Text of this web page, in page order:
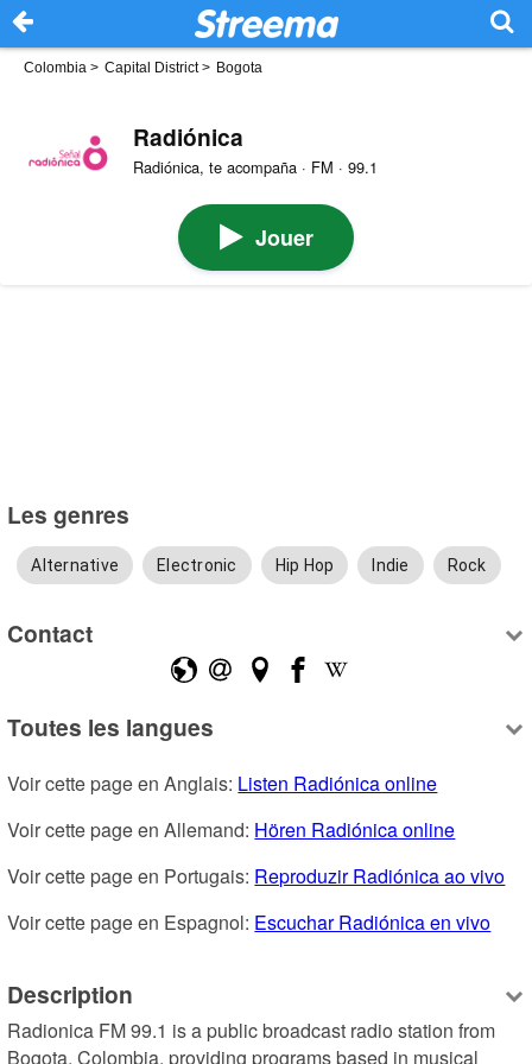
Colombia > Capital District> Bogota
Radiónica
Radiónica, te acompaña · FM · 99.1
Jouer
Les genres
Alternative Electronic Hip Hop Indie Rock
Contact
Toutes les langues
Voir cette page en Anglais: Listen Radiónica online
Voir cette page en Allemand: Hören Radiónica online
Voir cette page en Portugais: Reproduzir Radiónica ao vivo
Voir cette page en Espagnol: Escuchar Radiónica en vivo
Description
Radionica FM 99.1 is a public broadcast radio station from
Bogota, Colombia, providing programs based in musical